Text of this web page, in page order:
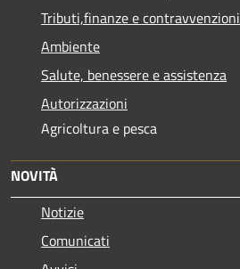
Tributi,finanze e contravvenzioni
Ambiente
Salute, benessere e assistenza
Autorizzazioni
Agricoltura e pesca
NOVITÀ
Notizie
Comunicati